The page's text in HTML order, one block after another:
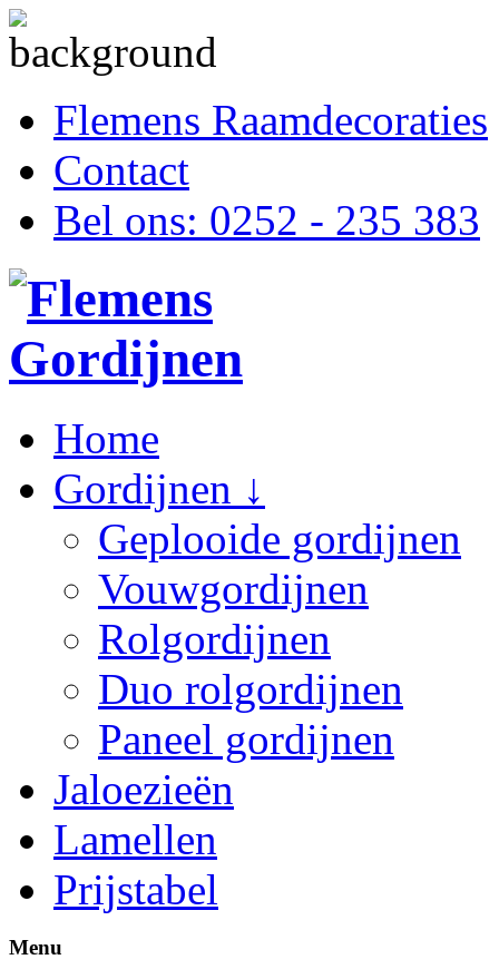
Flemens Raamdecoraties
Contact
Bel ons: 0252 - 235 383
Home
Gordijnen ↓
Geplooide gordijnen
Vouwgordijnen
Rolgordijnen
Duo rolgordijnen
Paneel gordijnen
Jaloezieën
Lamellen
Prijstabel
Menu